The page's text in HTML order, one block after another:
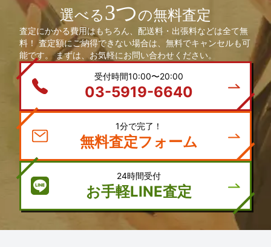
選べる3つの無料査定
査定にかかる費用はもちろん、配送料・出張料などは全て無
料！ 査定額にご納得できない場合は、無料でキャンセルも可
能です。 まずは、お気軽にお問い合わせください。
受付時間10:00〜20:00
03-5919-6640
1分で完了！
無料査定フォーム
24時間受付
お手軽LINE査定